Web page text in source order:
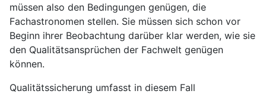
müssen also den Bedingungen genügen, die
Fachastronomen stellen. Sie müssen sich schon vor
Beginn ihrer Beobachtung darüber klar werden, wie sie
den Qualitätsansprüchen der Fachwelt genügen
können.
Qualitätssicherung umfasst in diesem Fall